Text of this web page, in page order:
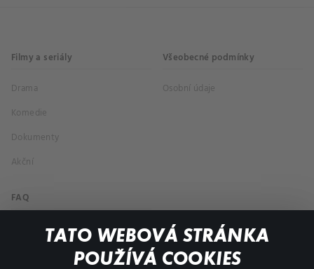
TATO WEBOVÁ STRÁNKA
POUŽÍVÁ COOKIES
Filmy a seriály
Drama
Komedie
Dokumenty
Akční
Všeobecné podmínky
Osobní údaje
FAQ
Můj účet
Důležité odkazy